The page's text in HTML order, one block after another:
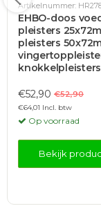
Artikelnummer:
EHBO-doos
pleisters
pleisters
knokkelpleisters
€52,90 €52,90
€64,01 Incl. btw
Op voorraad
Bekijk